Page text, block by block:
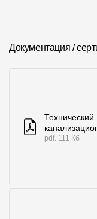
Документация /
pdf. 111 Кб